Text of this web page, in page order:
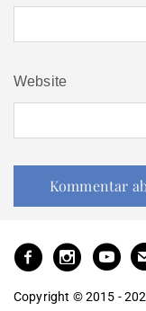
Website
Copyright © 2015 -